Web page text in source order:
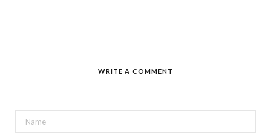
WRITE A COMMENT